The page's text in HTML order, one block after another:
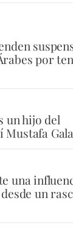
por
un hijo del
una
un